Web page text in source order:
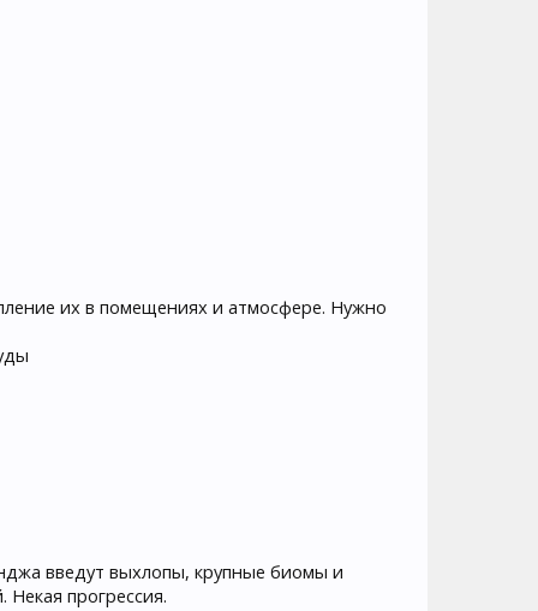
их в помещениях и атмосфере. Нужно
введут выхлопы, крупные биомы и
прогрессия.